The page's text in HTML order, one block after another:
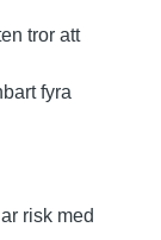
tror att
fyra
risk med